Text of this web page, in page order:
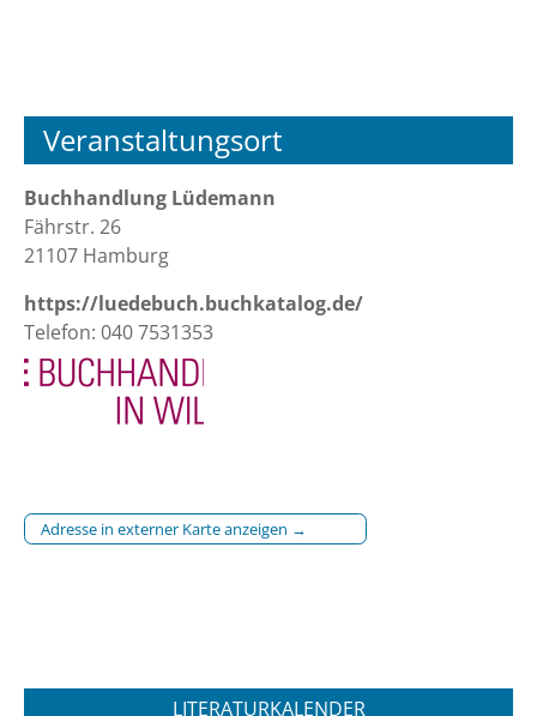
Veranstaltungsort
Buchhandlung Lüdemann
Fährstr. 26
21107 Hamburg
https://luedebuch.buchkatalog.de/
Telefon: 040 7531353
Adresse in externer Karte anzeigen →
LITERATURKALENDER